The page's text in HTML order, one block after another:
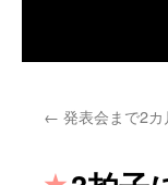
← 発表会まで2